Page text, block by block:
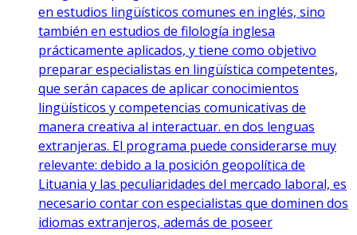
en estudios lingüísticos comunes en inglés, sino
también en estudios de filología inglesa
prácticamente aplicados, y tiene como objetivo
preparar especialistas en lingüística competentes,
que serán capaces de aplicar conocimientos
lingüísticos y competencias comunicativas de
manera creativa al interactuar. en dos lenguas
extranjeras. El programa puede considerarse muy
relevante: debido a la posición geopolítica de
Lituania y las peculiaridades del mercado laboral, es
necesario contar con especialistas que dominen dos
idiomas extranjeros, además de poseer